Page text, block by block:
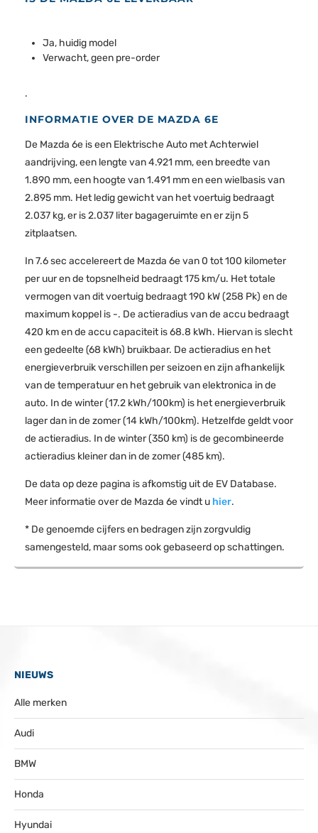
Ja, huidig model
Verwacht, geen pre-order
.
INFORMATIE OVER DE MAZDA 6E
De Mazda 6e is een Elektrische Auto met Achterwiel
aandrijving, een lengte van 4.921 mm, een breedte van
1.890 mm, een hoogte van 1.491 mm en een wielbasis van
2.895 mm. Het ledig gewicht van het voertuig bedraagt
2.037 kg, er is 2.037 liter bagageruimte en er zijn 5
zitplaatsen.
In 7.6 sec accelereert de Mazda 6e van 0 tot 100 kilometer
per uur en de topsnelheid bedraagt 175 km/u. Het totale
vermogen van dit voertuig bedraagt 190 kW (258 Pk) en de
maximum koppel is -. De actieradius van de accu bedraagt
420 km en de accu capaciteit is 68.8 kWh. Hiervan is slecht
een gedeelte (68 kWh) bruikbaar. De actieradius en het
energieverbruik verschillen per seizoen en zijn afhankelijk
van de temperatuur en het gebruik van elektronica in de
auto. In de winter (17.2 kWh/100km) is het energieverbruik
lager dan in de zomer (14 kWh/100km). Hetzelfde geldt voor
de actieradius. In de winter (350 km) is de gecombineerde
actieradius kleiner dan in de zomer (485 km).
De data op deze pagina is afkomstig uit de EV Database.
Meer informatie over de Mazda 6e vindt u hier.
* De genoemde cijfers en bedragen zijn zorgvuldig
samengesteld, maar soms ook gebaseerd op schattingen.
NIEUWS
Alle merken
Audi
BMW
Honda
Hyundai